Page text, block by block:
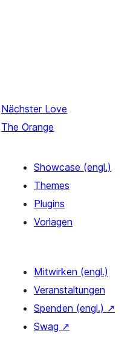
Nächster Love
The Orange
Showcase (engl.)
Themes
Plugins
Vorlagen
Mitwirken (engl.)
Veranstaltungen
Spenden (engl.) ↗
Swag ↗